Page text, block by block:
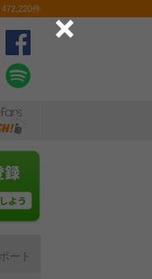
件
ート